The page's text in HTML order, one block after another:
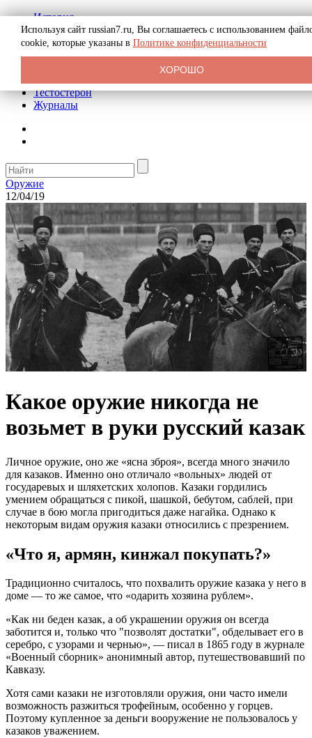
История
Биография
Криминал
Реклама на сайте
Тестостерон
Журналы
Оружие
12/04/19
Какое оружие никогда не
возьмет в руки русский казак
Личное оружие, оно же «ясна зброя», всегда много значило
для казаков. Именно оно отличало «вольных» людей от
государевых и шляхетских холопов. Казаки гордились
умением обращаться с пикой, шашкой, бебутом, саблей, при
случае в бою могла пригодиться даже нагайка. Однако к
некоторым видам оружия казаки относились с презрением.
«Что я, армян, кинжал покупать?»
Традиционно считалось, что похвалить оружие казака у него в
доме — то же самое, что «одарить хозяина рублем».
«Как ни беден казак, а об украшении оружия он всегда
заботится и, только что "позволят достатки", обделывает его в
серебро, с узорами и чернью», — писал в 1865 году в журнале
«Военный сборник» анонимный автор, путешествовавший по
Кавказу.
Хотя сами казаки не изготовляли оружия, они часто имели
возможность разжиться трофейным, особенно у горцев.
Поэтому купленное за деньги вооружение не пользовалось у
казаков уважением.
Используя сайт russian7.ru, Вы соглашаетесь с использованием
cookie, которые указаны в Политике конфиденциальности
ХОРОШО